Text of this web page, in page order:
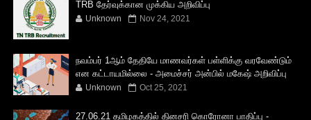
TRB தேர்வுக்கான முக்கிய அறிவிப்பு
Unknown Nov 24, 2021
நவம்பர் 1ஆம் தேதியே மாணவர்கள் பள்ளிக்கு வரவேண்டும்
என கட்டாயமில்லை - அமைச்சர் அன்பில் மகேஷ் அறிவிப்பு
Unknown Oct 25, 2021
27.06.21 தமிழகத்தில் தினசரி கொரோனா பாதிப்பு -